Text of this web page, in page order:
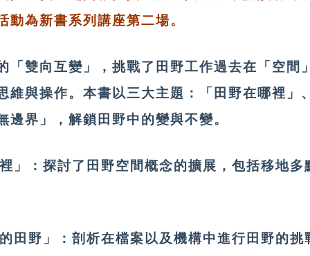
動為新書系列講座第二場。
「雙向互變」，挑戰了田野工作過去在「空間
維與操作。本書以三大主題：「田野在哪裡」
邊界」，解鎖田野中的變與不變。
」：探討了田野空間概念的擴展，包括移地多
的田野」：剖析在檔案以及機構中進行田野